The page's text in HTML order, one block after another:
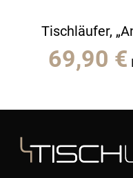
Tischläufer,
69,90 €